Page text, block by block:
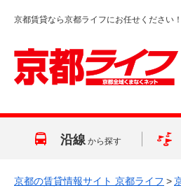
京都賃貸なら京都ライフにお任せください
沿線 から探す
京都の賃貸情報サイト 京都ライフ >